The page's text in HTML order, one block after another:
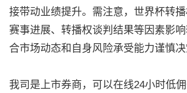
接带动业绩提升。需注意，世界杯转
赛事进展、转播权谈判结果等因素影
合市场动态和自身风险承受能力谨慎决
我司是上市券商，可以在线24小时低